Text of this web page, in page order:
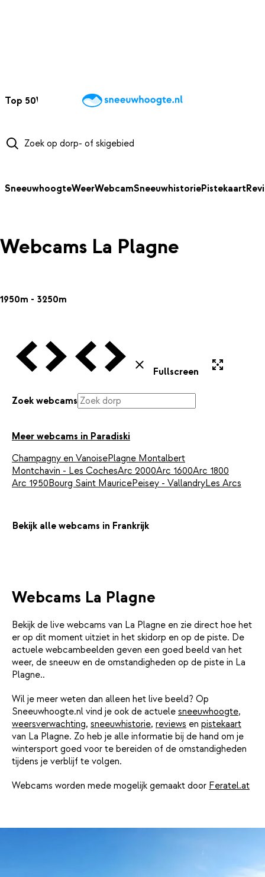
Top 50Webcams WintersportweerKaarten
SneeuwhoogteWeerWebcamSneeuwhistoriePistekaart
Webcams La Plagne
1950m - 3250m
Vorige Webcam
Volgende Webcam
Vorige Webcam
Volgende Webcam
Sluiten
Fullscreen
Zoek webcams
Meer webcams in Paradiski
Champagny en VanoisePlagne Montalbert
Montchavin - Les CochesArc 2000Arc 1600Arc 1800
Arc 1950Bourg Saint MauricePeisey - VallandryLes Arcs
Bekijk alle webcams in Frankrijk
Webcams La Plagne
Bekijk de live webcams van La Plagne en zie direct hoe het
er op dit moment uitziet in het skidorp en op de piste. De
actuele webcambeelden geven een goed beeld van het
weer, de sneeuw en de omstandigheden op de piste in La
Plagne..
Wil je meer weten dan alleen het live beeld? Op
Sneeuwhoogte.nl vind je ook de actuele sneeuwhoogte,
weersverwachting, sneeuwhistorie, reviews en pistekaart
van La Plagne. Zo heb je alle informatie bij de hand om je
wintersport goed voor te bereiden of de omstandigheden
tijdens je verblijf te volgen.
Webcams worden mede mogelijk gemaakt door Feratel.at